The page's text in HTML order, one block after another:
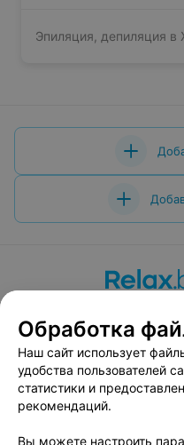
Эпиляция, депиляция в
Вакансии
Публичный договор
Обработка
Наш сайт использует
удобства пользователей
статистики и
рекомендаций.
Вы можете настроить